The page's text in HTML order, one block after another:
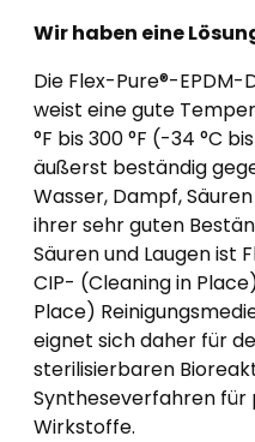
Wir haben eine
Die Flex-Pure®-
weist eine gute
°F bis 300 °F (-34 °C
äußerst beständig
Wasser, Dampf,
ihrer sehr guten
Säuren und Laugen ist
CIP- (Cleaning in
Place)
eignet sich daher für
sterilisierbaren
Syntheseverfahren
Wirkstoffe.